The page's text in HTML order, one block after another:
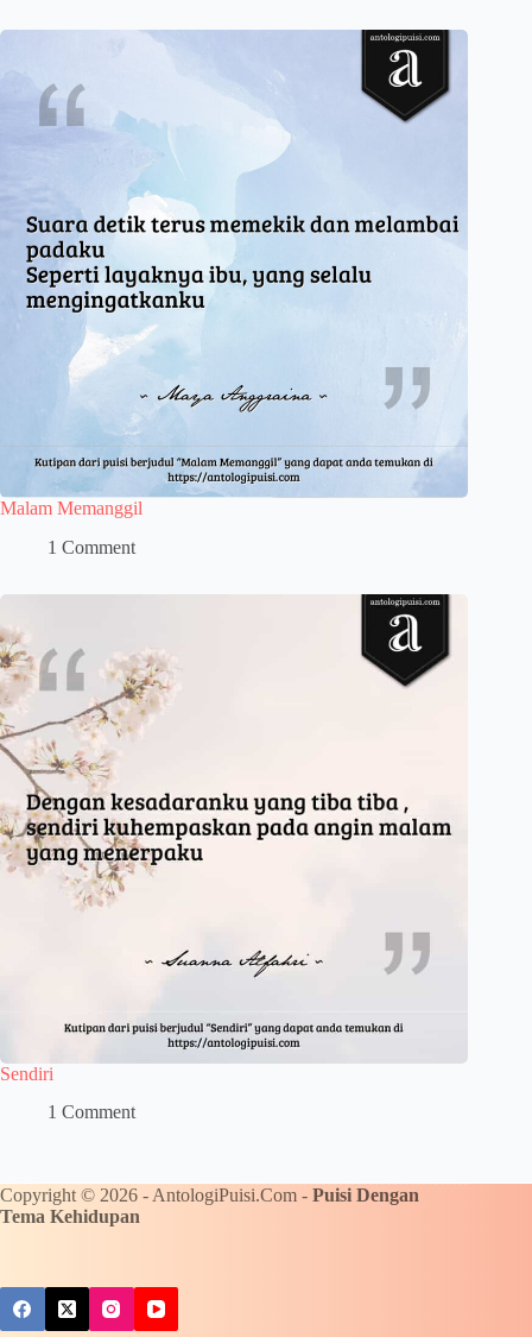
Malam Memanggil
1 Comment
Sendiri
1 Comment
Copyright © 2026 - AntologiPuisi.Com - Puisi Dengan
Tema Kehidupan